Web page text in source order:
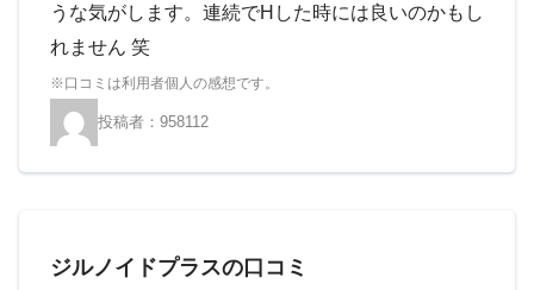
うな気がします。連続でHした時には良いのかもし
れません 笑
958112
ジルノイドプラスの口コミ